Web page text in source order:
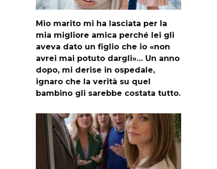
Mio marito mi ha lasciata per la
mia migliore amica perché lei gli
aveva dato un figlio che io «non
avrei mai potuto dargli»… Un anno
dopo, mi derise in ospedale,
ignaro che la verità su quel
bambino gli sarebbe costata tutto.